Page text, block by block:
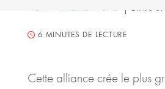
NORTH AMERICA FUND
ÉTATS-
6 MINUTES DE LECTURE
Cette alliance crée le plus